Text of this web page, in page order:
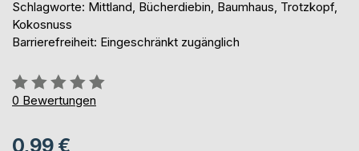
Schlagworte: Mittland, Bücherdiebin, Baumhaus, Trotzkopf,
Kokosnuss
Barrierefreiheit: Eingeschränkt zugänglich
Bewertung::
0%
0 Bewertungen
0,99 €